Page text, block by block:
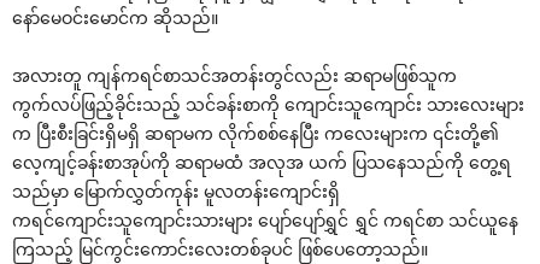
‌နော်‌မေဝင်း‌မောင်က ဆိုသည်။
အလားတူ ကျန်ကရင်စာသင်အတန်းတွင်လည်း ဆရာမဖြစ်သူက
ကွက်လပ်ဖြည့်ခိုင်းသည့် သင်ခန်းစာကို ‌ကျောင်းသူ‌ကျောင်း သား‌လေးများ
က ပြီးစီးခြင်းရှိမရှိ ဆရာမက လိုက်စစ်‌နေပြီး က‌လေးများက ၎င်းတို့၏
‌လေ့ကျင့်ခန်းစာအုပ်ကို ဆရာမထံ အလုအ ယက် ပြသ‌နေသည်ကို ‌တွေ့ရ
သည်မှာ ‌မြောက်လွှတ်ကုန်း မူလတန်း‌ကျောင်းရှိ
ကရင်‌ကျောင်းသူ‌ကျောင်းသားများ ‌ပျော်‌ပျော်ရွှင် ရွှင် ကရင်စာ သင်ယူ‌နေ
ကြသည့် မြင်ကွင်း‌ကောင်း‌လေးတစ်ခုပင် ဖြစ်‌ပေ‌တော့သည်။